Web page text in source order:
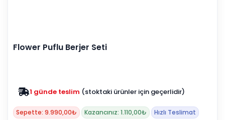
Flower Puflu Berjer Seti
1 günde teslim
(stoktaki ürünler için geçerlidir)
Zam yok 2025 fiyatları devam ediyor
Sepette: 9.990,00₺ Kazancınız: 1.110,00₺ Hızlı Teslimat